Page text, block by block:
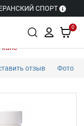
СПОРТ
0
капс
отзыв Фото